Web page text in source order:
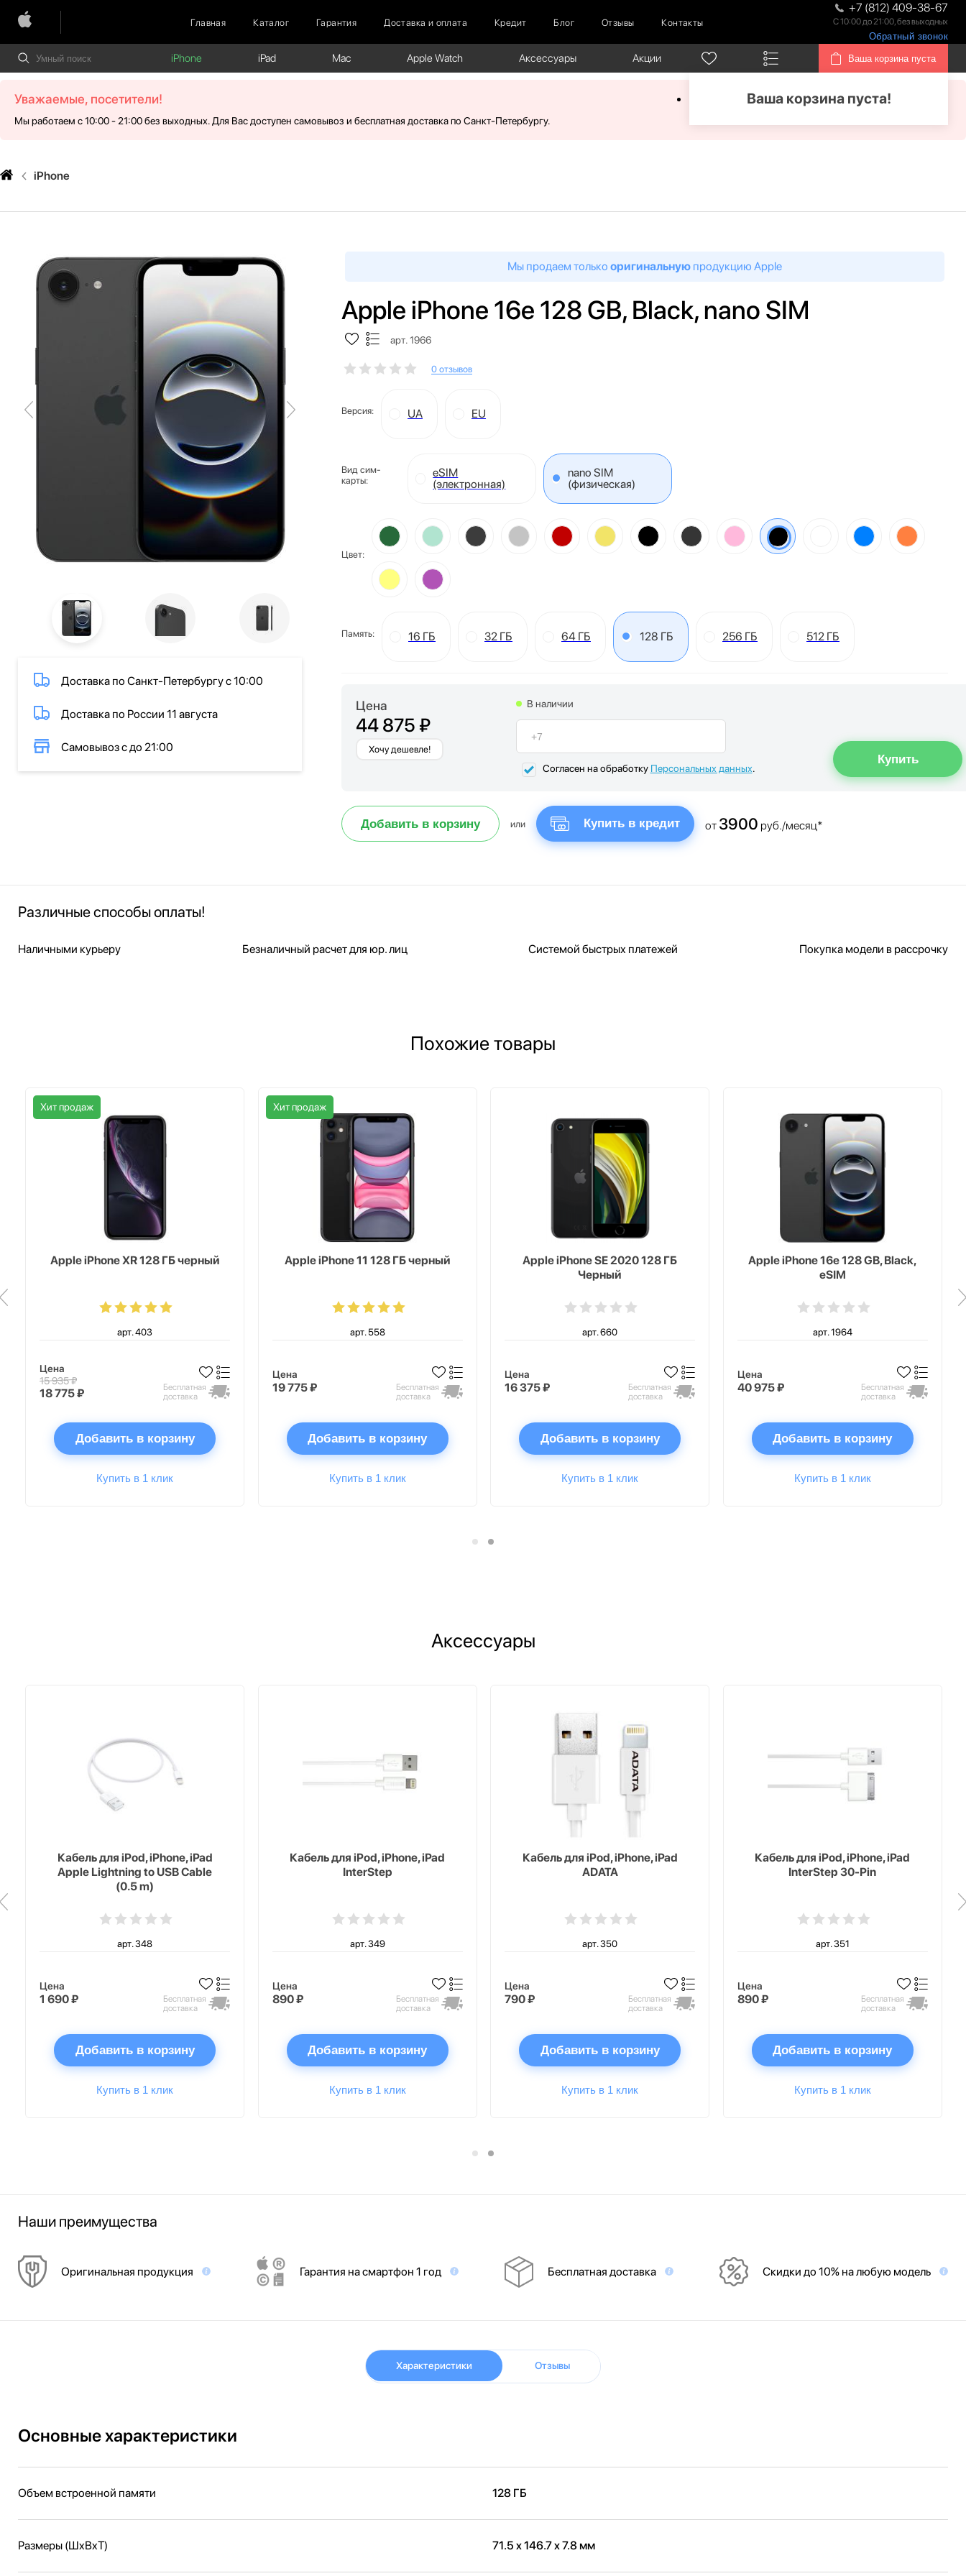
Главная Каталог Гарантия Доставка и оплата Кредит Блог Отзывы Контакты
+7 (812) 409-38-67
С 10:00 до 21:00, без выходных
Обратный звонок
iPhone iPad Mac Apple Watch Аксессуары Акции Ваша корзина пуста
Ваша корзина пуста!
Уважаемые, посетители!
Мы работаем с 10:00 - 21:00 без выходных. Для Вас доступен самовывоз и бесплатная доставка по Санкт-Петербургу.
iPhone
Доставка по Санкт-Петербургу с 10:00
Доставка по России 11 августа
Самовывоз с до 21:00
Мы продаем только оригинальную продукцию Apple
Apple iPhone 16e 128 GB, Black, nano SIM
арт. 1966
0 отзывов
Версия: UA EU
Вид сим-
карты:
eSIM
(электронная)
nano SIM
(физическая)
Цвет:
Память: 16 ГБ 32 ГБ 64 ГБ 128 ГБ 256 ГБ 512 ГБ
Цена
44 875 ₽
Хочу дешевле!
В наличии
Согласен на обработку Персональных данных.
Добавить в корзину или Купить в кредит от 3900 руб./месяц*
Различные способы оплаты!
Наличными курьеру Безналичный расчет для юр. лиц Системой быстрых платежей Покупка модели в рассрочку
Похожие товары
Хит продаж
Apple iPhone XR 128 ГБ черный
арт. 403
Цена
15 935 ₽
18 775 ₽
Бесплатная
доставка
Добавить в корзину
Купить в 1 клик
Хит продаж
Apple iPhone 11 128 ГБ черный
арт. 558
Цена
19 775 ₽
Бесплатная
доставка
Добавить в корзину
Купить в 1 клик
Apple iPhone SE 2020 128 ГБ
Черный
арт. 660
Цена
16 375 ₽
Бесплатная
доставка
Добавить в корзину
Купить в 1 клик
Apple iPhone 16e 128 GB, Black,
eSIM
арт. 1964
Цена
40 975 ₽
Бесплатная
доставка
Добавить в корзину
Купить в 1 клик
Аксессуары
Кабель для iPod, iPhone, iPad
Apple Lightning to USB Cable
(0.5 m)
арт. 348
Цена
1 690 ₽
Бесплатная
доставка
Добавить в корзину
Купить в 1 клик
Кабель для iPod, iPhone, iPad
InterStep
арт. 349
Цена
890 ₽
Бесплатная
доставка
Добавить в корзину
Купить в 1 клик
Кабель для iPod, iPhone, iPad
ADATA
арт. 350
Цена
790 ₽
Бесплатная
доставка
Добавить в корзину
Купить в 1 клик
Кабель для iPod, iPhone, iPad
InterStep 30-Pin
арт. 351
Цена
890 ₽
Бесплатная
доставка
Добавить в корзину
Купить в 1 клик
Наши преимущества
Оригинальная продукция Гарантия на смартфон 1 год Бесплатная доставка Скидки до 10% на любую модель
Характеристики Отзывы
Основные характеристики
Объем встроенной памяти 128 ГБ
Размеры (ШxВxТ) 71.5 x 146.7 x 7.8 мм